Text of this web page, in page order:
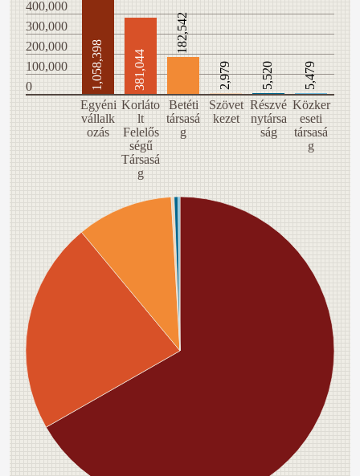
400,000
300,000
200,000
100,000
0
Egyéni
vállalk
ozás
Korláto
lt
Felelős
ségű
Társasá
g
Betéti
társasá
g
Szövet
kezet
Részvé
nytársa
ság
Közker
eseti
társasá
g
1,058,398 381,044
182,542
2,979 5,520 5,479